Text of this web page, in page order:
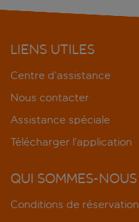
LIENS UTILES
Centre d’assistance
Nous contacter
Assistance spéciale
Télécharger l’application
QUI SOMMES-NOUS
Conditions de réservation